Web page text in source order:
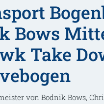
Bows
Take
von Bodnik Bows,